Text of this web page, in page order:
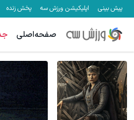
پیش بینی اپلیکیشن ورزش سه پخش زنده
صفحه‌اصلی